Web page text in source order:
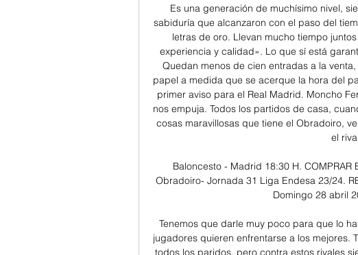
Es una generación de muchísimo nivel,
sabiduría que alcanzaron con el paso del
letras de oro. Llevan mucho tiempo
experiencia y calidad». Lo que sí está
Quedan menos de cien entradas a la
papel a medida que se acerque la hora del
primer aviso para el Real Madrid. Moncho
nos empuja. Todos los partidos de casa,
cosas maravillosas que tiene el Obradoiro,
el
Baloncesto - Madrid 18:30 H. COMPRAR
Obradoiro- Jornada 31 Liga Endesa 23/24.
Domingo 28 abril
Tenemos que darle muy poco para que lo
jugadores quieren enfrentarse a los mejores.
todos los paridos, pero contra estos rivales